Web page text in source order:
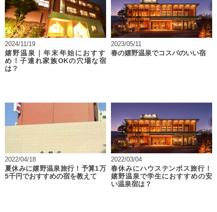
2024/11/19
嬉野温泉｜年末年始におすす
め！子連れ家族OKの穴場な宿
は？
2023/05/11
春の嬉野温泉でコスパのいい宿
2022/04/18
夏休みに嬉野温泉旅行！予算1万
5千円でおすすめの宿を教えて！
2022/03/04
春休みにハウステンボス旅行！
嬉野温泉で学生におすすめの安
い温泉宿は？